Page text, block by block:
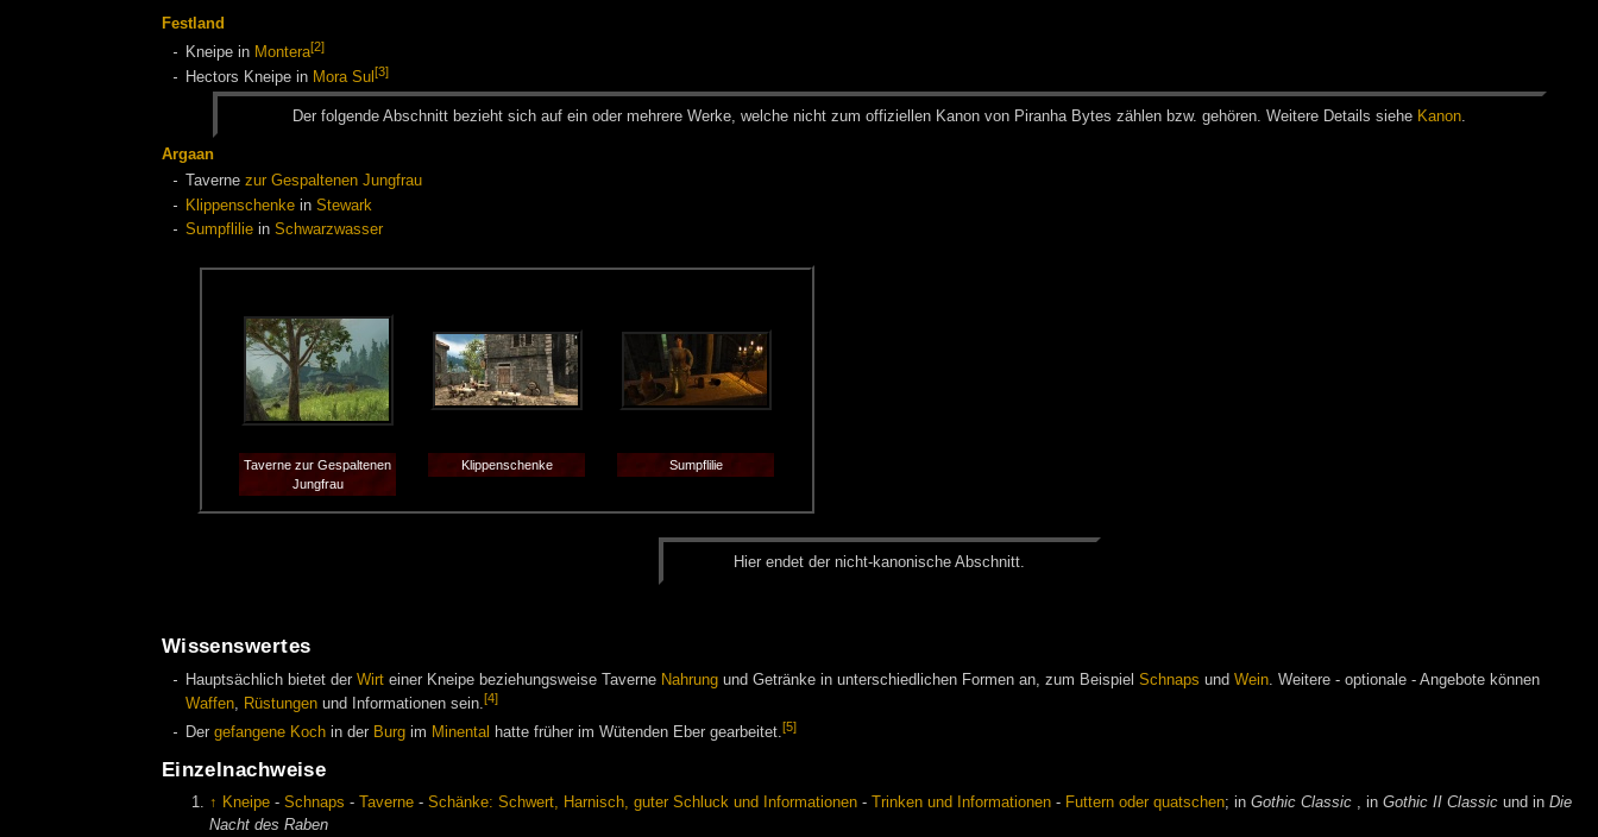
Festland
Kneipe in Montera[2]
Hectors Kneipe in Mora Sul [3]
Der fol­gen­de Ab­schnitt be­zieht sich auf ein oder meh­re­re Wer­ke, wel­che nicht zum of­fi­zi­el­len Ka­non von Pi­ran­ha Bytes zäh­len bzw. ge­hö­ren. Wei­te­re De­tails sie­he Ka­non.
Argaan
Taverne zur Gespaltenen Jungfrau
Klippenschenke in Stewark
Sumpflilie in Schwarzwasser
Taverne zur Gespaltenen
Jungfrau
Klippenschenke Sumpflilie
Hier en­det der nicht-ka­no­ni­sche Ab­schnitt.
Wissenswertes
Hauptsächlich bietet der Wirt einer Kneipe beziehungsweise Taverne Nahrung und Getränke in unterschiedlichen Formen an, zum Beispiel Schnaps und Wein. Weitere - optionale - Angebote können
Waffen, Rüstungen und Informationen sein.[4]
Der gefangene Koch in der Burg im Minental hatte früher im Wütenden Eber gearbeitet.[5]
Einzelnachweise
↑ Kneipe -Schnaps - Taverne -Schänke: Schwert, Harnisch, guter Schluck und Informationen - Trinken und Informationen - Futtern oder quatschen; inGothic Classic , inGothic II Classic und inDie
Nacht des Raben